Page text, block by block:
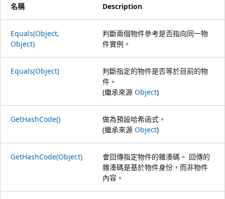
名稱 Description
Equals(Object,
Object)
判斷兩個物件參考是否指向同一物
件實例。
Equals(Object)
判斷指定的物件是否等於目前的物
件。
(繼承來源 Object)
GetHashCode()
做為預設哈希函式。
(繼承來源 Object)
GetHashCode(Object)
會回傳指定物件的雜湊碼。 回傳的
雜湊碼是基於物件身份，而非物件
內容。